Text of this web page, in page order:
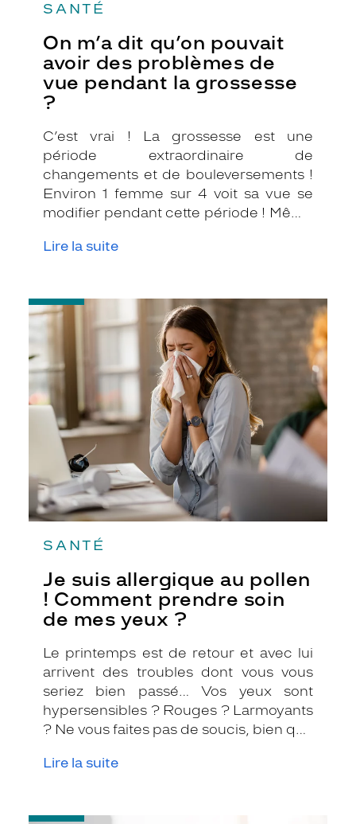
SANTÉ
On m’a dit qu’on pouvait
avoir des problèmes de
vue pendant la grossesse
?
C’est vrai ! La grossesse est une
période extraordinaire de
changements et de bouleversements !
Environ 1 femme sur 4 voit sa vue se
modifier pendant cette période ! Même
les modifications hormonales et
Lire la suite
SANTÉ
Je suis allergique au pollen
! Comment prendre soin
de mes yeux ?
Le printemps est de retour et avec lui
arrivent des troubles dont vous vous
seriez bien passé… Vos yeux sont
hypersensibles ? Rouges ? Larmoyants
? Ne vous faites pas de soucis, bien que
moral, ces allergies sont très
Lire la suite
-
Je
suis
au
pollen
!
Comment
prendre
yeux
?